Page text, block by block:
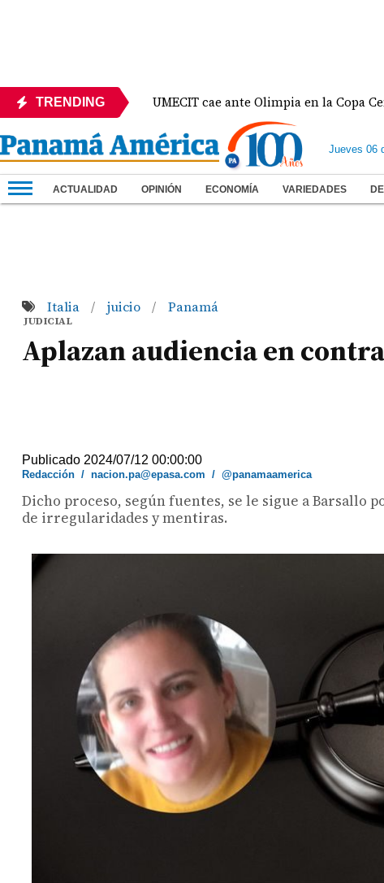
TRENDING UMECIT cae ante Olimpia en la Copa
Jueves 06
ACTUALIDAD OPINIÓN ECONOMÍA VARIEDADES
Italia / juicio / Panamá
JUDICIAL
Aplazan audiencia en
Publicado 2024/07/12 00:00:00
Redacción /nacion.pa@epasa.com /@panamaamerica
Dicho proceso, según fuentes, se le sigue a Barsallo
de irregularidades y mentiras.